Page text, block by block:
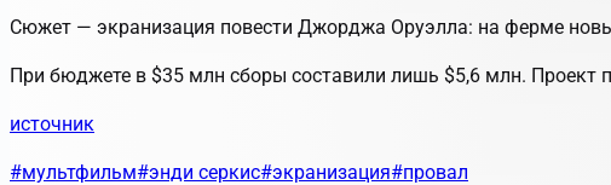
Сюжет — экранизация повести Джорджа Оруэлла: на ферме
При бюджете в $35 млн сборы составили лишь $5,6 млн. Проект
источник
#мультфильм#энди серкис#экранизация#провал